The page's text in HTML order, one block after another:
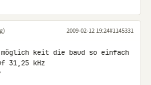
2009-02-12 19:24#1145331
keit die baud so einfach
31,25 kHz